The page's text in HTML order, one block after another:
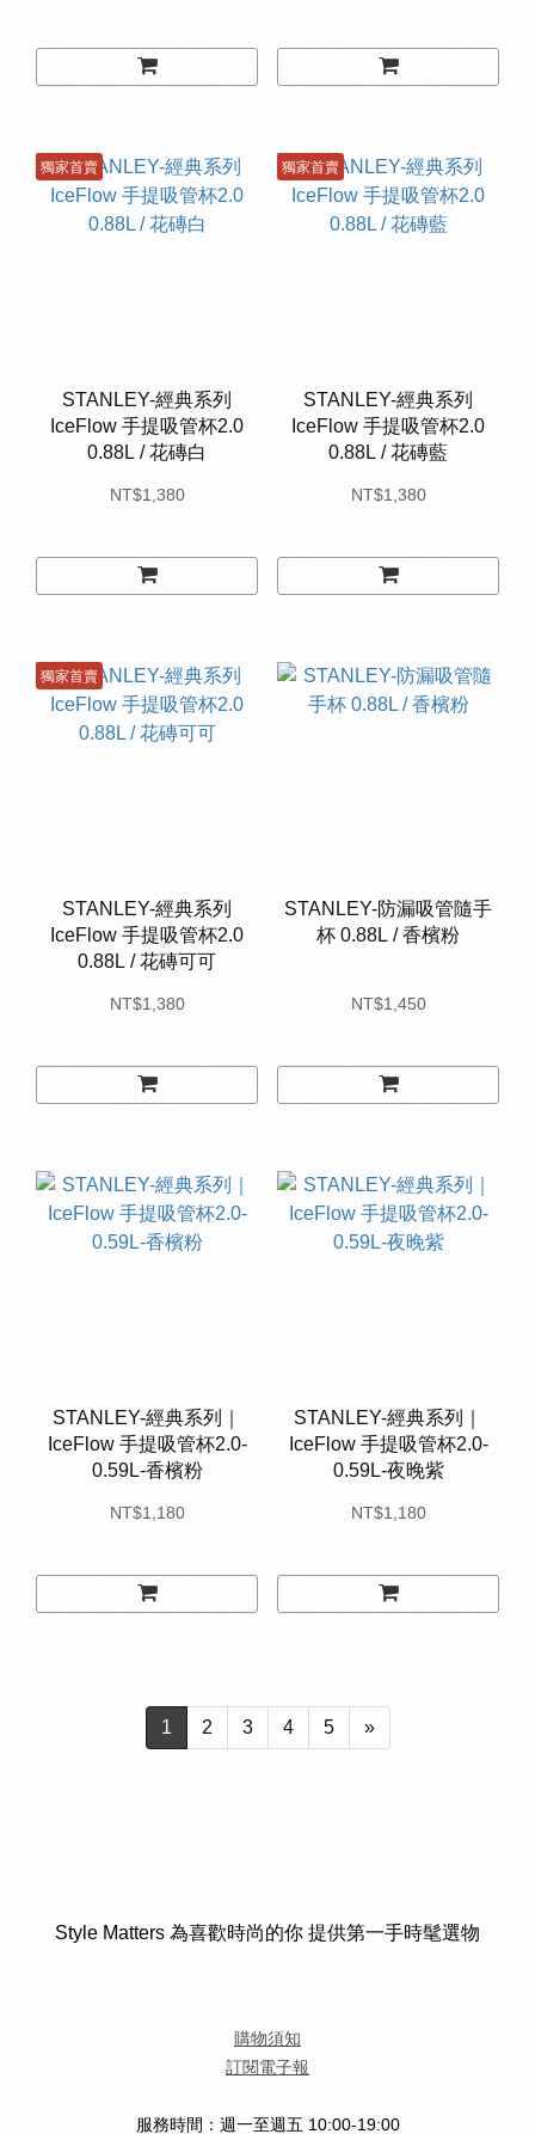
獨家首賣
STANLEY-經典系列
IceFlow 手提吸管杯2.0
0.88L / 花磚白
NT$1,380
獨家首賣
STANLEY-經典系列
IceFlow 手提吸管杯2.0
0.88L / 花磚藍
NT$1,380
獨家首賣
STANLEY-經典系列
IceFlow 手提吸管杯2.0
0.88L / 花磚可可
NT$1,380
STANLEY-防漏吸管隨手
杯 0.88L / 香檳粉
NT$1,450
STANLEY-經典系列｜
IceFlow 手提吸管杯2.0-
0.59L-香檳粉
NT$1,180
STANLEY-經典系列｜
IceFlow 手提吸管杯2.0-
0.59L-夜晚紫
NT$1,180
1 2 3 4 5 »
Style Matters 為喜歡時尚的你 提供第一手時髦選物
購物須知
訂閱電子報
服務時間：週一至週五 10:00-19:00